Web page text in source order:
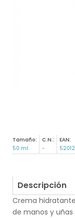
Tamaño:
50 ml.
C.N.:
-
EAN:
Descripción
Crema
de manos y